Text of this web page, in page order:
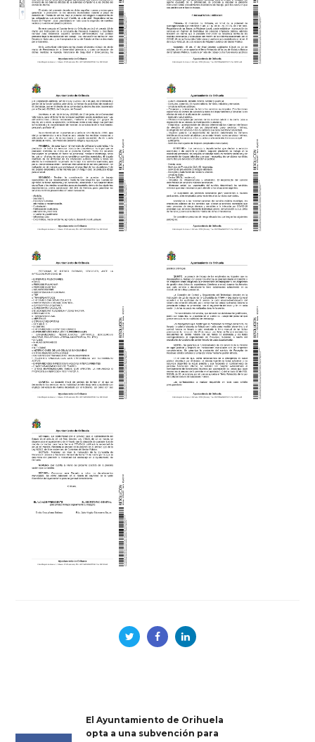
El Ayuntamiento de Orihuela
opta a una subvención para